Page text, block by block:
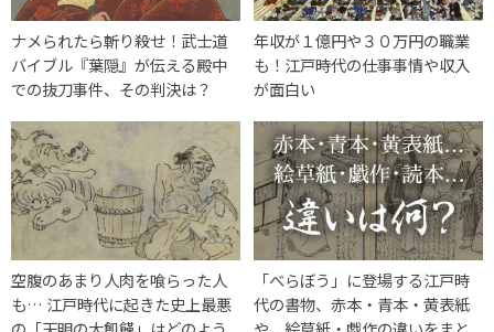
ナメられたら斬り殺せ！武士道
バイブル『葉隠』が伝える殿中
での抜刀事件、その判決は？
年収が１億円や３０万円の職業
も！江戸時代の仕事事情や収入
が面白い
空腹のあまり人肉を喰らった人
も… 江戸時代に起きた史上最悪
「べらぼう」に登場する江戸時
代の書物、赤本・青本・黄表紙